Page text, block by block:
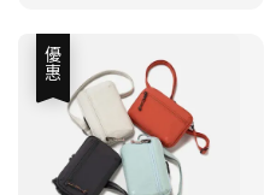
優惠